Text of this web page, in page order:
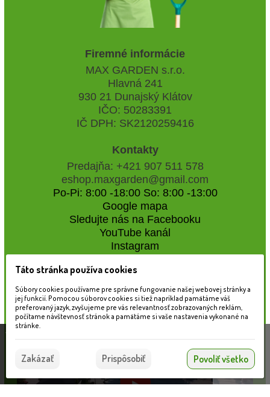
Firemné informácie
MAX GARDEN s.r.o.
Hlavná 241
930 21 Dunajský Klátov
IČO: 50283391
IČ DPH: SK2120259416
Kontakty
Predajňa: +421 907 511 578
eshop.maxgarden@gmail.com
Po-Pi: 8:00 -18:00 So: 8:00 -13:00
Google mapa
Sledujte nás na Facebooku
YouTube kanál
Instagram
Naše záhradné centrum
Táto stránka používa súbory cookies, ktoré nám
pomáhajú poskytovať služby. Používaním našich
služieb vyjadrujete súhlas s používaním súborov
Súhlasím
Táto stránka používa cookies
Súbory cookies používame pre správne fungovanie našej webovej stránky a
jej funkcií. Pomocou súborov cookies si tiež napríklad pamätáme váš
preferovaný jazyk, zvyšujeme pre vás relevantnosť zobrazovaných reklám,
počítame návštevnosť stránok a pamätáme si vaše nastavenia vykonané na
stránke.
Zakázať Prispôsobiť Povoliť všetko